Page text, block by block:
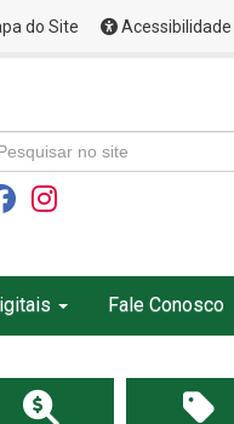
do Site Acessibilidade
Fale Conosco